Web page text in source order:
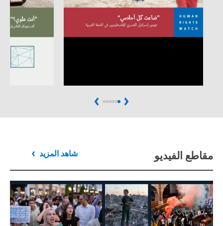
Previous
Next
مقاطع الفيديو شاهد المزيد